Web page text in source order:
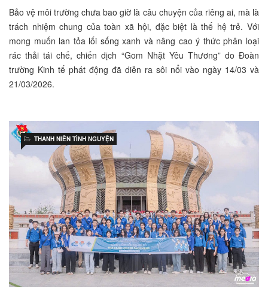
Bảo vệ môi trường chưa bao giờ là câu chuyện của riêng ai, mà là
trách nhiệm chung của toàn xã hội, đặc biệt là thế hệ trẻ. Với
mong muốn lan tỏa lối sống xanh và nâng cao ý thức phân loại
rác thải tái chế, chiến dịch “Gom Nhặt Yêu Thương” do Đoàn
trường Kinh tế phát động đã diễn ra sôi nổi vào ngày 14/03 và
21/03/2026.
THANH NIÊN TÌNH NGUYỆN